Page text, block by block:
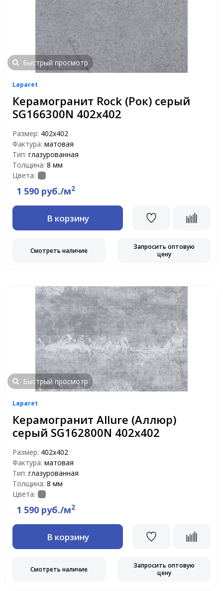
Быстрый просмотр
Laparet
Керамогранит Rock (Рок) серый
SG166300N 402x402
Размер: 402x402
Фактура: матовая
Тип: глазурованная
Толщина: 8 мм
Цвета:
1 590 руб./м2
В корзину
Смотреть наличие
Запросить оптовую
цену
Быстрый просмотр
Laparet
Керамогранит Allure (Аллюр)
серый SG162800N 402x402
Размер: 402x402
Фактура: матовая
Тип: глазурованная
Толщина: 8 мм
Цвета:
1 590 руб./м2
В корзину
Смотреть наличие
Запросить оптовую
цену